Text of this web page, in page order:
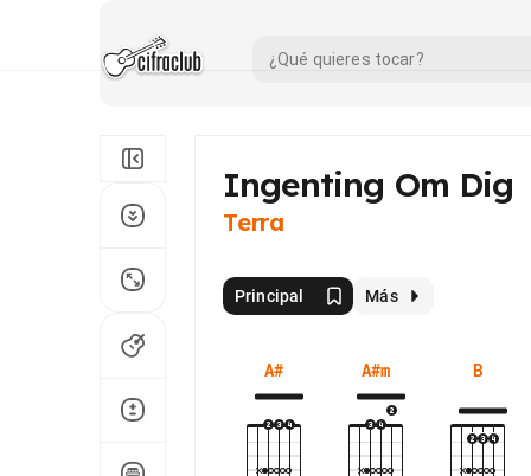
Ingenting Om Dig
Terra
Principal Más
A# A#m B